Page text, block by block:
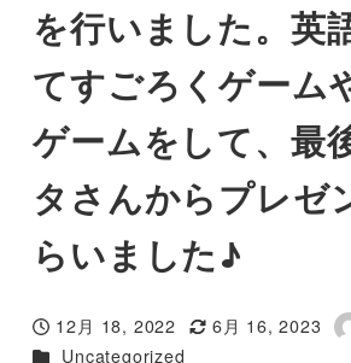
を行いました。英
てすごろくゲーム
ゲームをして、最
タさんからプレゼ
らいました♪
投稿日
12月 18, 2022
更新日
6月 16, 2023
著
カテゴリー
Uncategorized